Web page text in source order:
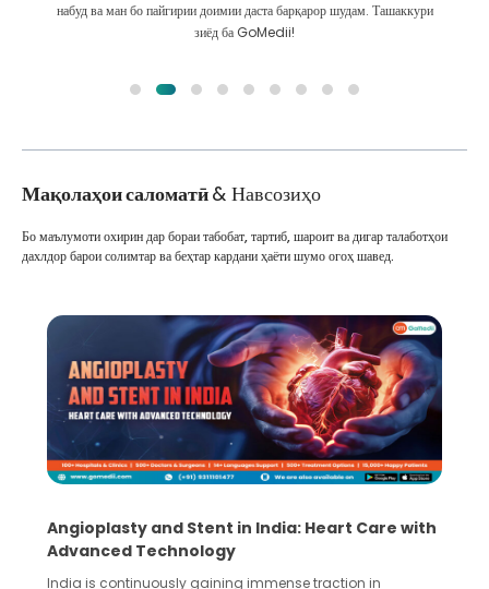
ҳатто пас аз табобат бо мо робитаи бузург доранд
Мақолаҳои саломатӣ& Навсозиҳо
Бо маълумоти охирин дар бораи табобат, тартиб, шароит ва дигар талаботҳои
дахлдор барои солимтар ва беҳтар кардани ҳаёти шумо огоҳ шавед.
Angioplasty and Stent in India: Heart Care with
Advanced Technology
India is continuously gaining immense traction in